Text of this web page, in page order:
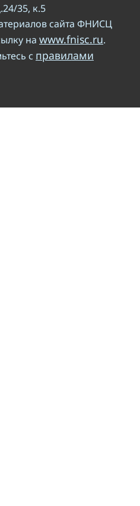
35, к.5
сайта ФНИСЦ
на www.fnisc.ru.
с правилами